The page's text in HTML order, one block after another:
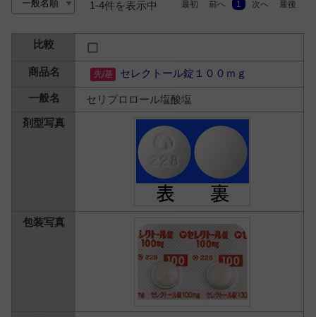
1-4件を表示中 最初 前へ 1 次へ 最後
セレクトール錠１００ｍｇ
セリプロロール塩酸塩